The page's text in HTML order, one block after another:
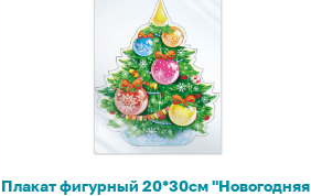
"Новогодняя
Плакат фигурный 20*30см "Новогодняя